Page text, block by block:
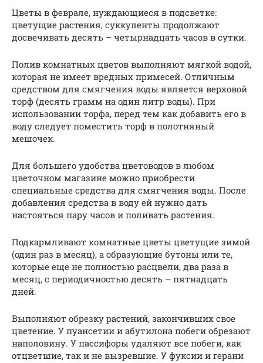
Цветы в феврале, нуждающиеся в подсветке:
цветущие растения, суккуленты продолжают
досвечивать десять – четырнадцать часов в сутки.
Полив комнатных цветов выполняют мягкой водой,
которая не имеет вредных примесей. Отличным
средством для смягчения воды является верховой
торф (десять грамм на один литр воды). При
использовании торфа, перед тем как добавить его в
воду следует поместить торф в полотняный
мешочек.
Для большего удобства цветоводов в любом
цветочном магазине можно приобрести
специальные средства для смягчения воды. После
добавления средства в воду ей нужно дать
настояться пару часов и поливать растения.
Подкармливают комнатные цветы цветущие зимой
(один раз в месяц), а образующие бутоны или те,
которые еще не полностью расцвели, два раза в
месяц, с периодичностью десять – пятнадцать
дней.
Выполняют обрезку растений, закончивших свое
цветение. У пуансетии и абутилона побеги обрезают
наполовину. У пассифоры удаляют все побеги, как
отцветшие, так и не вызревшие. У фуксии и герани